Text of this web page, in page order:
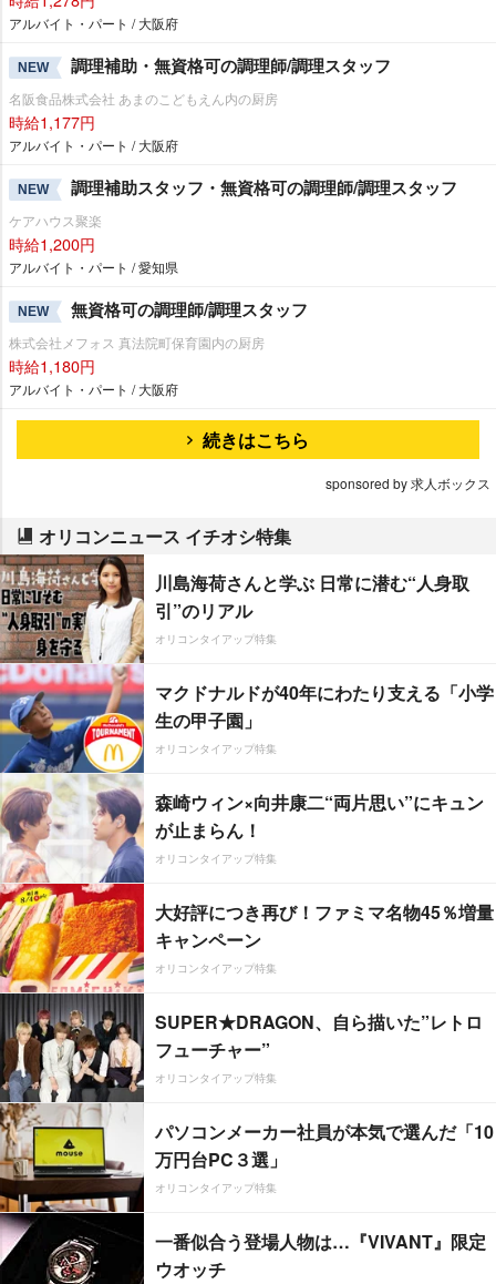
アルバイト・パート / 大阪府
NEW 調理補助・無資格可の調理師/調理スタッフ
名阪食品株式会社 あまのこどもえん内の厨房
時給1,177円
アルバイト・パート / 大阪府
NEW 調理補助スタッフ・無資格可の調理師/調理スタッフ
ケアハウス聚楽
時給1,200円
アルバイト・パート / 愛知県
NEW 無資格可の調理師/調理スタッフ
株式会社メフォス 真法院町保育園内の厨房
時給1,180円
アルバイト・パート / 大阪府
続きはこちら
sponsored by 求人ボックス
オリコンニュース イチオシ特集
川島海荷さんと学ぶ 日常に潜む“人身取
引”のリアル
オリコンタイアップ特集
マクドナルドが40年にわたり支える「小学
生の甲子園」
オリコンタイアップ特集
森崎ウィン×向井康二“両片思い”にキュン
が止まらん！
オリコンタイアップ特集
大好評につき再び！ファミマ名物45％増量
キャンペーン
オリコンタイアップ特集
SUPER★DRAGON、自ら描いた”レトロ
フューチャー”
オリコンタイアップ特集
パソコンメーカー社員が本気で選んだ「10
万円台PC３選」
オリコンタイアップ特集
一番似合う登場人物は…『VIVANT』限定
ウオッチ